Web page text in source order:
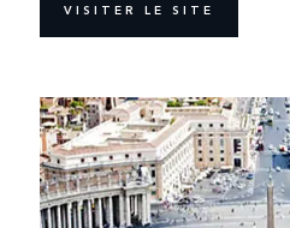
VISITER LE SITE